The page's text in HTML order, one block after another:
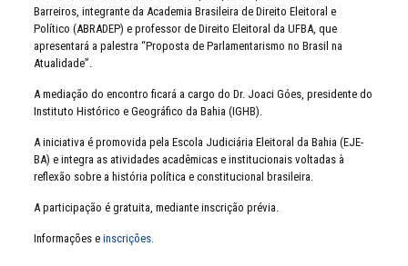
Barreiros, integrante da Academia Brasileira de Direito Eleitoral e
Político (ABRADEP) e professor de Direito Eleitoral da UFBA, que
apresentará a palestra “Proposta de Parlamentarismo no Brasil na
Atualidade”.
A mediação do encontro ficará a cargo do Dr. Joaci Góes, presidente do
Instituto Histórico e Geográfico da Bahia (IGHB).
A iniciativa é promovida pela Escola Judiciária Eleitoral da Bahia (EJE-
BA) e integra as atividades acadêmicas e institucionais voltadas à
reflexão sobre a história política e constitucional brasileira.
A participação é gratuita, mediante inscrição prévia.
Informações e inscrições.